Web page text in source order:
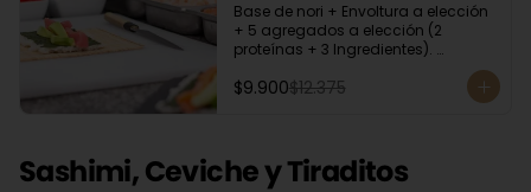
Base de nori + Envoltura a elección
+ 5 agregados a elección (2
proteínas + 3 Ingredientes).
Acompañado con salsa de soya.
Recomendamos incluir en el relleno
palta y/o queso crema para que el
$9.900$12.375
Sashimi, Ceviche y Tiraditos